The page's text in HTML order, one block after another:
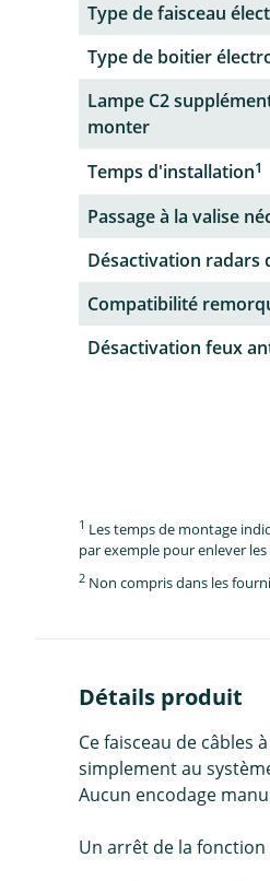
Type de faisceau
Type de boitier
Lampe C2
monter
Temps d'installation1
Passage à la valise
Désactivation radars
Compatibilité
Désactivation feux
1 Les temps de montage
par exemple pour enlever
2 Non compris dans les
Détails produit
Ce faisceau de câbles
simplement au
Aucun encodage
Un arrêt de la